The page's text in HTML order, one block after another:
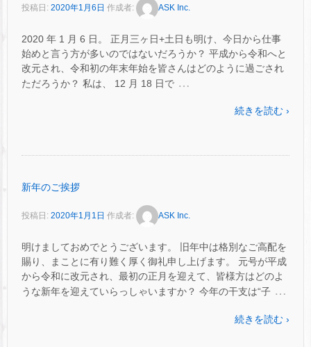
投稿日: 2020年1月6日 作成者: ASK Inc.
2020 年 1 月 6 日。 正月三ヶ日+土日も明け、今日から仕事
始めと言う方が多いのではないだろうか？ 平成から令和へと
改元され、令和初の年末年始を皆さんはどのように過ごされ
ただろうか？ 私は、 12 月 18 日で …
続きを読む ›
新年のご挨拶
投稿日: 2020年1月1日 作成者: ASK Inc.
明けましておめでとうございます。 旧年中は格別なご高配を
賜り、まことに有り難く厚く御礼申し上げます。 元号が平成
から令和に改元され、最初の正月を迎えて、皆様方はどのよ
うな新年を迎えていらっしゃいますか？ 今年の干支は“子 …
続きを読む ›